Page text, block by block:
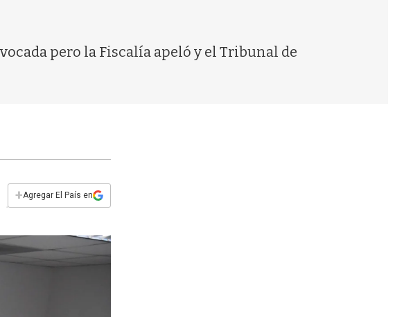
pero la Fiscalía apeló y el Tribunal de
+Agregar El País en